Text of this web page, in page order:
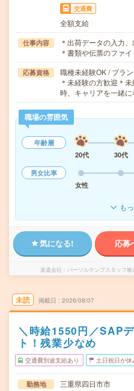
交通費
全額支給
仕事内容
＊出荷データの入力
＊書類や伝票のファ
応募資格
職種未経験OK / ブラ
＊未経験の方歓迎＊
時、キャリアを一緒
職場の雰囲気
年齢層
20代
30代
男女比率
女性
も
気になる! 応募
派遣会社 パーソルテンプスタッフ
未読 掲載日 2026/08/07
＼時給1550円／SAP
ト！残業少なめ
交通費別途支給あり 土日祝日が休
勤務地
三重県四日市市